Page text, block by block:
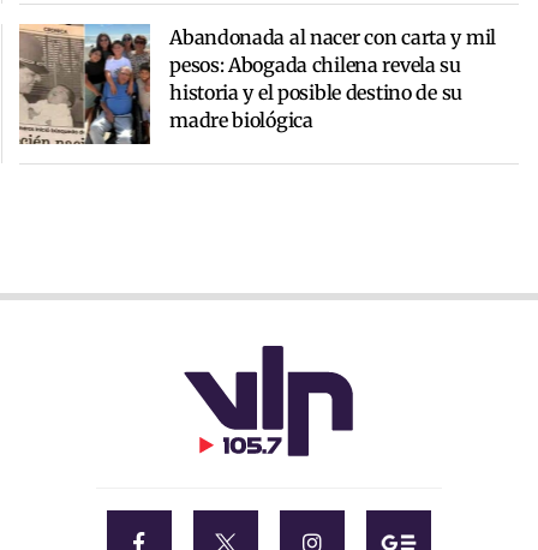
Abandonada al nacer con carta y mil
pesos: Abogada chilena revela su
historia y el posible destino de su
madre biológica